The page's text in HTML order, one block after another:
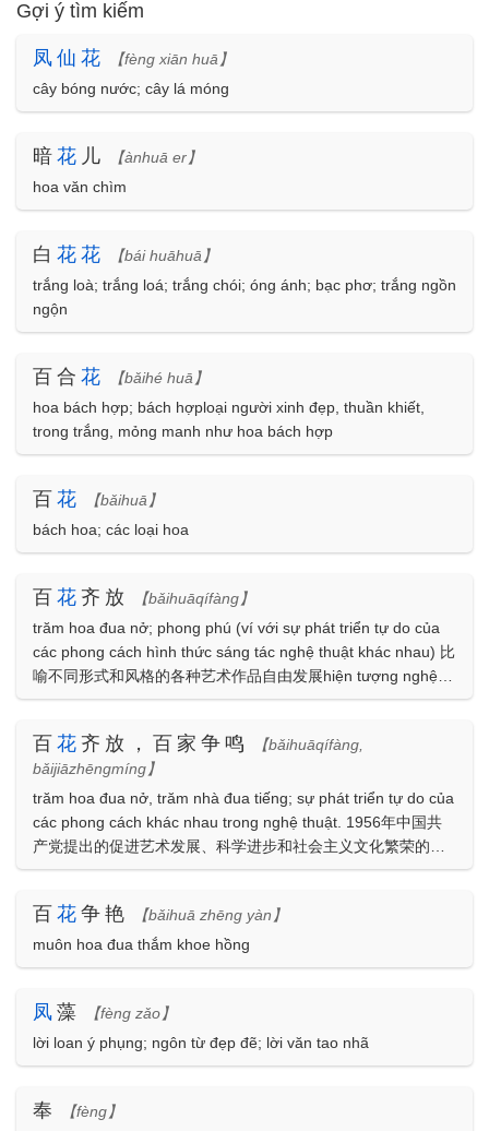
Gợi ý tìm kiếm
凤 仙 花
【fèng xiān huā】
cây bóng nước; cây lá móng
暗 花 儿
【ànhuā er】
hoa văn chìm
白 花 花
【bái huāhuā】
trắng loà; trắng loá; trắng chói; óng ánh; bạc phơ; trắng ngồn
ngộn
百合 花
【bǎihé huā】
hoa bách hợp; bách hợploại người xinh đẹp, thuần khiết,
trong trắng, mỏng manh như hoa bách hợp
百 花
【bǎihuā】
bách hoa; các loại hoa
百 花 齐放
【bǎihuāqífàng】
trăm hoa đua nở; phong phú (ví với sự phát triển tự do của
các phong cách hình thức sáng tác nghệ thuật khác nhau) 比
喻不同形式和风格的各种艺术作品自由发展hiện tượng nghệ
thuật phát triển mạnh mẽphong phú
百 花 齐放，百家争鸣
【bǎihuāqífàng,
bǎijiāzhēngmíng】
trăm hoa đua nở, trăm nhà đua tiếng; sự phát triển tự do của
các phong cách khác nhau trong nghệ thuật. 1956年中国共
产党提出的促进艺术发展、科学进步和社会主义文化繁荣的方
针
百 花 争艳
【bǎihuā zhēng yàn】
muôn hoa đua thắm khoe hồng
凤 藻
【fèng zǎo】
lời loan ý phụng; ngôn từ đẹp đẽ; lời văn tao nhã
奉
【fèng】